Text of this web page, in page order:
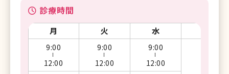
診療時間
月 火 水
9:00
12:00
9:00
12:00
9:00
12:00